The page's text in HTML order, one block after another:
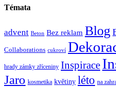
Témata
advent Beton Bez reklam Blog
Collaborations cukroví
hrady zámky zříceniny Inspirace
Jaro kosmetika květiny léto na